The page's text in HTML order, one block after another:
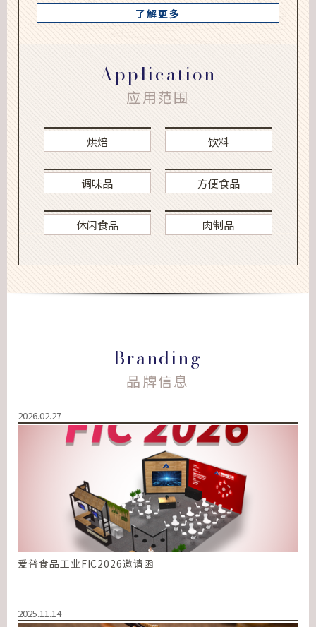
了解更多
Application
应用范围
烘焙 饮料
调味品 方便食品
休闲食品 肉制品
Branding
品牌信息
2026.02.27
爱普食品工业FIC2026邀请函
2025.11.14